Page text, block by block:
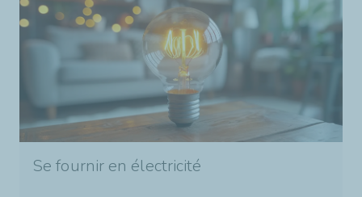
Se fournir en électricité